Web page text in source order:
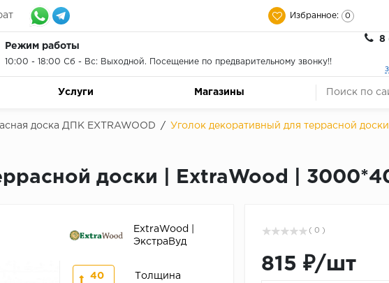
Избранное: 0
Режим работы
10:00 - 18:00 Сб - Вс: Выходной. Посещение по предварительному звонку!!
8
Услуги Магазины
доска ДПК EXTRAWOOD / Уголок декоративный для террасной
доски | ExtraWood |
ExtraWood |
ЭкстраВуд
40
Толщина
( 0 )
815 ₽/шт